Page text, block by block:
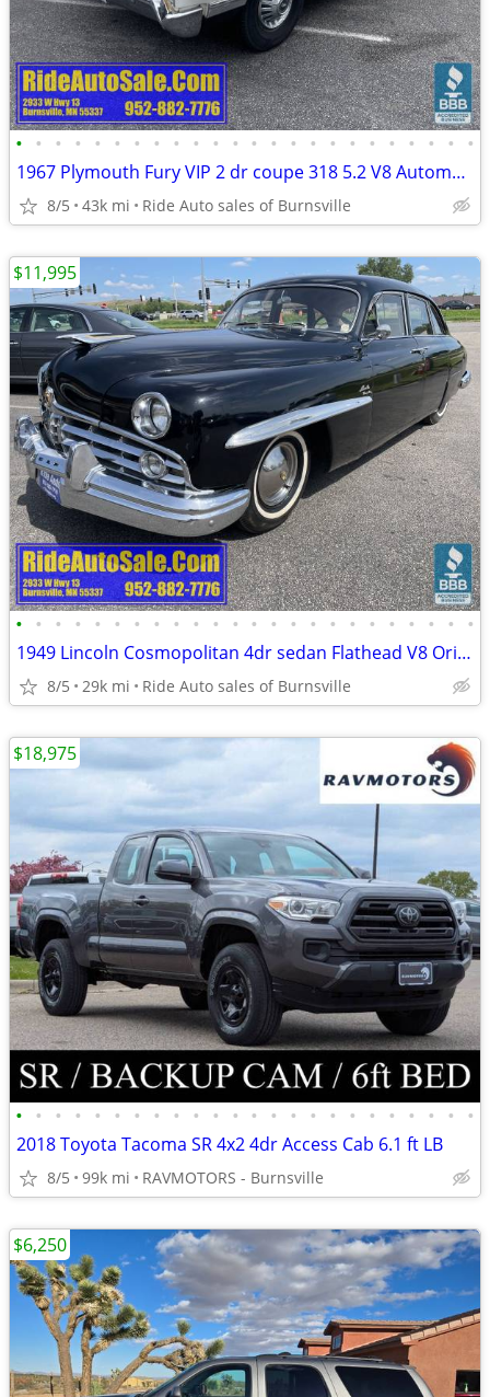
• • • • • • • • • • • • • • • • • • • • • • • •
1967 Plymouth Fury VIP 2 dr coupe 318 5.2 V8 Automatic AC RUNS GREAT!
8/5 43k mi Ride Auto sales of Burnsville
• • • • • • • • • • • • • • • • • • • • • • • •
1949 Lincoln Cosmopolitan 4dr sedan Flathead V8 Original SUICIDE DOORS
8/5 29k mi Ride Auto sales of Burnsville
$11,995
• • • • • • • • • • • • • • • • • • • • • • • •
2018 Toyota Tacoma SR 4x2 4dr Access Cab 6.1 ft LB
8/5 99k mi RAVMOTORS - Burnsville
$18,975
$6,250